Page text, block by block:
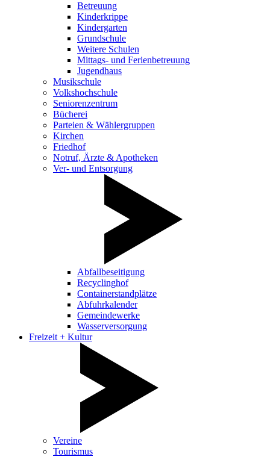
Betreuung
Kinderkrippe
Kindergarten
Grundschule
Weitere Schulen
Mittags- und Ferienbetreuung
Jugendhaus
Musikschule
Volkshochschule
Seniorenzentrum
Bücherei
Parteien & Wählergruppen
Kirchen
Friedhof
Notruf, Ärzte & Apotheken
Ver- und Entsorgung
Abfallbeseitigung
Recyclinghof
Containerstandplätze
Abfuhrkalender
Gemeindewerke
Wasserversorgung
Freizeit + Kultur
Vereine
Tourismus